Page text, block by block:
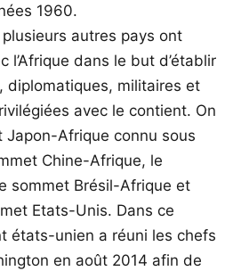
1960.
autres pays ont
l’Afrique dans le but d’établir
diplomatiques, militaires et
avec le contient. On
Japon-Afrique connu sous
Chine-Afrique, le
sommet Brésil-Afrique et
Etats-Unis. Dans ce
états-unien a réuni les chefs
en août 2014 afin de